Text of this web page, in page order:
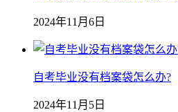
2024年11月6日
自考毕业没有档案袋怎么办?
2024年11月5日